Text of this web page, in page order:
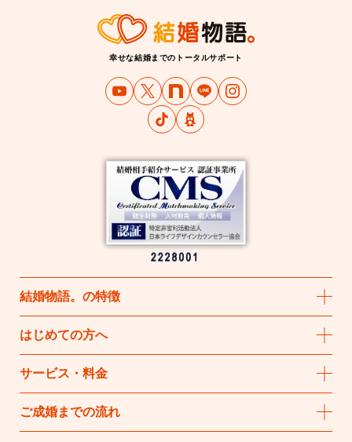
幸せな結婚までのトータルサポート
結婚物語。 の特徴
はじめての方へ
サービス・料金
ご成婚までの流れ